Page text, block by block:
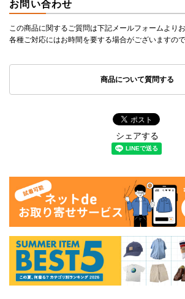
お問い合わせ
この商品に関するご質問は下記メールフォームより
各種ご対応にはお時間を要する場合がございますの
商品について質問する
シェアする